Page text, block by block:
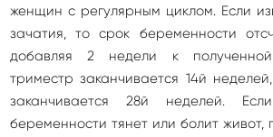
женщин с регулярным циклом. Если
зачатия, то срок беременности
добавляя 2 недели к
триместр заканчивается 14й
заканчивается 28й неделей.
беременности тянет или болит живот,